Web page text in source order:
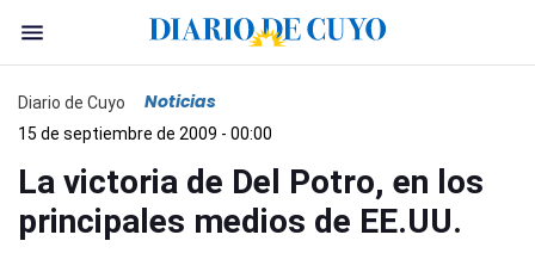
Diario de Cuyo Noticias
15 de septiembre de 2009 - 00:00
La victoria de Del Potro, en los
principales medios de EE.UU.